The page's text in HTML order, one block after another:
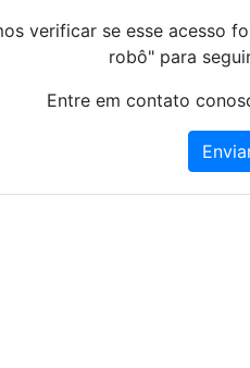
verificar se esse acesso
robô" para
Entre em contato